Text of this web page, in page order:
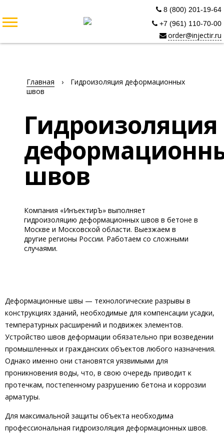
8 (800) 201-19-64
+7 (961) 110-70-00
order@injectir.ru
Главная ›
Гидроизоляция деформационных
швов
Гидроизоляция
швов
Компания «ИнъектирЪ» выполняет
гидроизоляцию деформационных швов в бетоне в
Москве и Московской области. Выезжаем в
другие регионы России. Работаем со сложными
случаями.
Деформационные швы — технологические разрывы в
конструкциях зданий, необходимые для компенсации усадки,
температурных расширений и подвижек элементов.
Устройство швов деформации обязательно при возведении
промышленных и гражданских объектов любого назначения.
Однако именно они становятся уязвимыми для
проникновения воды, что, в свою очередь приводит к
протечкам, постепенному разрушению бетона и коррозии
арматуры.
Для максимальной защиты объекта необходима
профессиональная гидроизоляция деформационных швов.